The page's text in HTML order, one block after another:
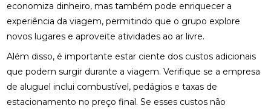
economiza dinheiro, mas também pode enriquecer a
experiência da viagem, permitindo que o grupo explore
novos lugares e aproveite atividades ao ar livre.
Além disso, é importante estar ciente dos custos adicionais
que podem surgir durante a viagem. Verifique se a empresa
de aluguel inclui combustível, pedágios e taxas de
estacionamento no preço final. Se esses custos não